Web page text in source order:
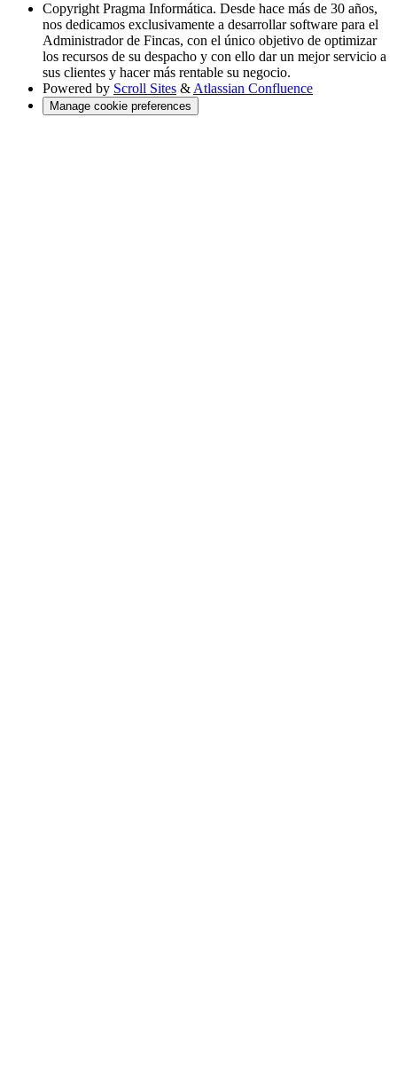
Copyright Pragma Informática. Desde hace más de 30 años,
nos dedicamos exclusivamente a desarrollar software para el
Administrador de Fincas, con el único objetivo de optimizar
los recursos de su despacho y con ello dar un mejor servicio a
sus clientes y hacer más rentable su negocio.
Powered by Scroll Sites & Atlassian Confluence
Manage cookie preferences